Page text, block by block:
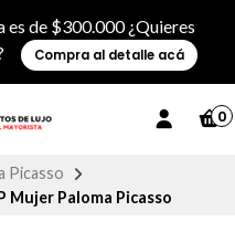
es de $300.000 ¿Quieres
Compra al detalle acá
0
Picasso
Mujer Paloma Picasso